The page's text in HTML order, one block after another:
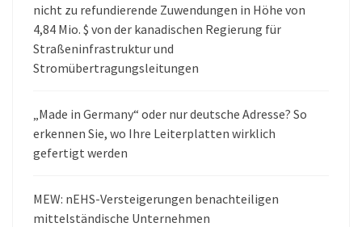
nicht zu refundierende Zuwendungen in Höhe von
4,84 Mio. $ von der kanadischen Regierung für
Straßeninfrastruktur und
Stromübertragungsleitungen
„Made in Germany“ oder nur deutsche Adresse? So
erkennen Sie, wo Ihre Leiterplatten wirklich
gefertigt werden
MEW: nEHS-Versteigerungen benachteiligen
mittelständische Unternehmen